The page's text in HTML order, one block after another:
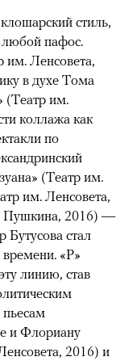
стиль,
пафос.
им. Ленсовета,
в духе Тома
(Театр им.
коллажа как
по
(Театр им.
им. Ленсовета,
Пушкина, 2016) —
Бутусова стал
времени. «Р»
линию, став
пьесам
и Флориану
2016) и